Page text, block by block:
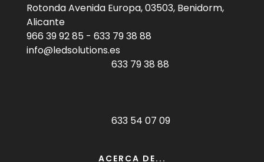
Rotonda Avenida Europa, 03503, Benidorm,
Alicante
966 39 92 85 - 633 79 38 88
info@ledsolutions.es
633 79 38 88
633 54 07 09
ACERCA DE...